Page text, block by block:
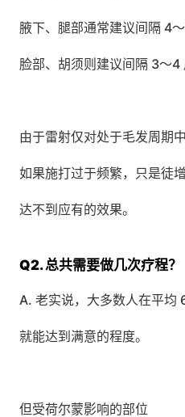
腋下、腿部通常建议间隔 4～
脸部、胡须则建议间隔 3～4
由于雷射仅对处于毛发周期
如果施打过于频繁，只是徒增
达不到应有的效果。
Q2. 总共需要做几次疗程？
A. 老实说，大多数人在平均
就能达到满意的程度。
但受荷尔蒙影响的部位